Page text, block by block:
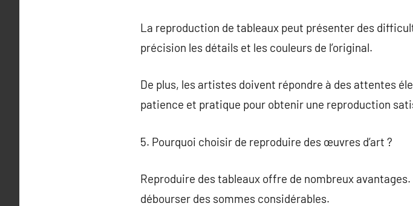
La reproduction de tableaux peut présenter des
précision les détails et les couleurs de l’original.
De plus, les artistes doivent répondre à des attentes
patience et pratique pour obtenir une reproduction
5. Pourquoi choisir de reproduire des œuvres d’art ?
Reproduire des tableaux offre de nombreux
débourser des sommes considérables.